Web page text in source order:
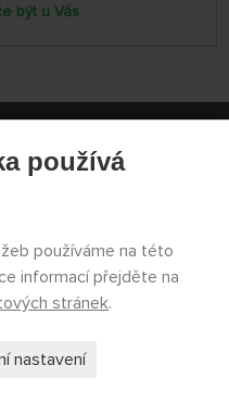
být u Vás
používá
používáme na této
informací přejděte na
stránek.
nastavení